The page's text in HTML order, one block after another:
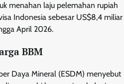
menahan laju pelemahan rupiah
Indonesia sebesar US$8,4 miliar
April 2026.
BBM
Daya Mineral (ESDM) menyebut